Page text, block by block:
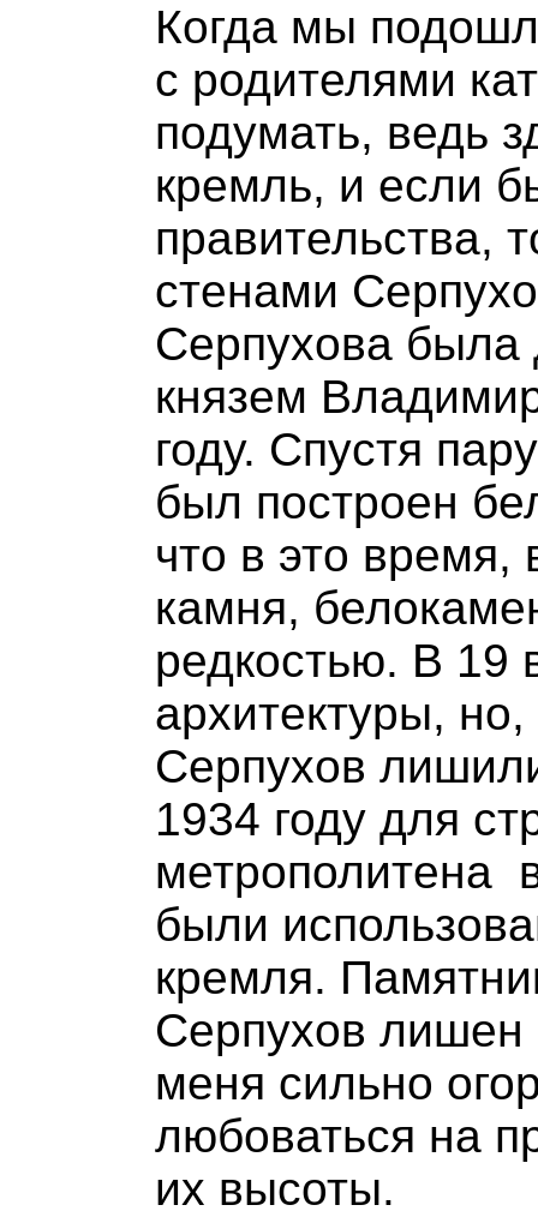
Когда мы
с родителями
подумать, ведь
кремль, и если
правительства,
стенами
Серпухова была
князем
году. Спустя
был построен
что в это время,
камня,
редкостью. В 19
архитектуры,
Серпухов
1934 году для
метрополитена
были
кремля.
Серпухов лишен
меня сильно
любоваться на
их высоты.